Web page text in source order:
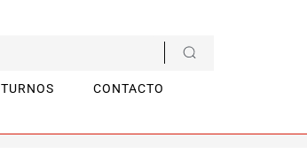
TURNOS CONTACTO